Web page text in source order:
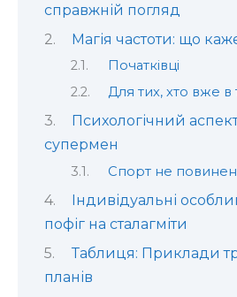
справжній погляд
Магія частоти: що
Початківці
Для тих, хто вже в
Психологічний
супермен
Спорт не
Індивідуальні
пофіг на сталагміти
Таблиця: Приклади
планів